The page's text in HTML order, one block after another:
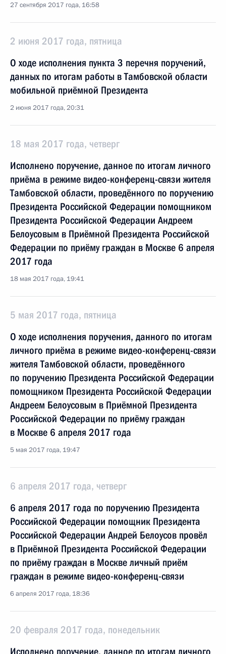
27 сентября 2017 года, 16:58
2 июня 2017 года, пятница
О ходе исполнения пункта 3 перечня поручений,
данных по итогам работы в Тамбовской области
мобильной приёмной Президента
2 июня 2017 года, 20:31
18 мая 2017 года, четверг
Исполнено поручение, данное по итогам личного
приёма в режиме видео-конференц-связи жителя
Тамбовской области, проведённого по поручению
Президента Российской Федерации помощником
Президента Российской Федерации Андреем
Белоусовым в Приёмной Президента Российской
Федерации по приёму граждан в Москве 6 апреля
2017 года
18 мая 2017 года, 19:41
5 мая 2017 года, пятница
О ходе исполнения поручения, данного по итогам
личного приёма в режиме видео-конференц-связи
жителя Тамбовской области, проведённого
по поручению Президента Российской Федерации
помощником Президента Российской Федерации
Андреем Белоусовым в Приёмной Президента
Российской Федерации по приёму граждан
в Москве 6 апреля 2017 года
5 мая 2017 года, 19:47
6 апреля 2017 года, четверг
6 апреля 2017 года по поручению Президента
Российской Федерации помощник Президента
Российской Федерации Андрей Белоусов провёл
в Приёмной Президента Российской Федерации
по приёму граждан в Москве личный приём
граждан в режиме видео-конференц-связи
6 апреля 2017 года, 18:36
20 февраля 2017 года, понедельник
Исполнено поручение, данное по итогам личного